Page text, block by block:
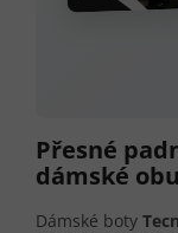
Přesné
dámské
Dámské boty